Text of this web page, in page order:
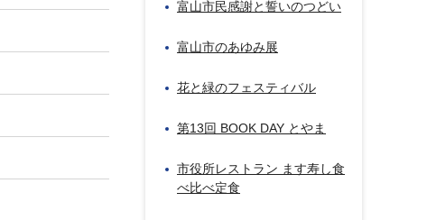
富山市民感謝と誓いのつどい
富山市のあゆみ展
花と緑のフェスティバル
第13回 BOOK DAY とやま
市役所レストラン ます寿し食
べ比べ定食